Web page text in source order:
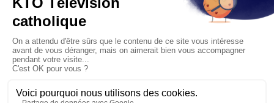
LA FOI PRISE AU MOT
Saint Augustin d’Hippone
14/12/2014
Après saint Ambroise de Milan et saint Jérôme, Régis
Burnet s’intéresse cette fois-ci à saint Augustin. Cette